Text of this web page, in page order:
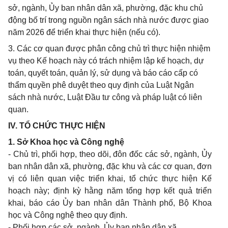
sở, ngành, Ủy ban nhân dân xã, phường, đặc khu chủ
động bố trí trong nguồn ngân sách nhà nước được giao
năm 2026 để triển khai thực hiện (nếu có).
3. Các cơ quan được phân công chủ trì thực hiện nhiệm
vụ theo Kế hoạch này có trách nhiệm lập kế hoạch, dự
toán, quyết toán, quản lý, sử dụng và báo cáo cấp có
thẩm quyền phê duyệt theo quy định của Luật Ngân
sách nhà nước, Luật Đầu tư công và pháp luật có liên
quan.
IV. TỔ CHỨC THỰC HIỆN
1. Sở Khoa học và Công nghệ
- Chủ trì, phối hợp, theo dõi, đôn đốc các sở, ngành, Ủy
ban nhân dân xã, phường, đặc khu và các cơ quan, đơn
vị có liên quan việc triển khai, tổ chức thực hiện Kế
hoạch này; định kỳ hằng năm tổng hợp kết quả triển
khai, báo cáo Ủy ban nhân dân Thành phố, Bộ Khoa
học và Công nghệ theo quy định.